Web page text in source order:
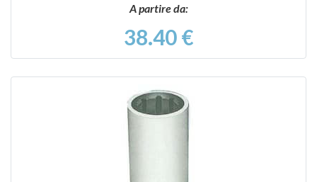
A partire da:
38.40 €